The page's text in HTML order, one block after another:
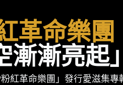
革命樂團
漸漸亮起
紅革命樂團」發行愛滋集專